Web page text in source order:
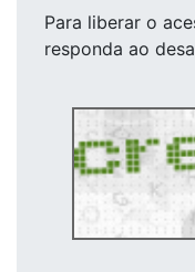
Para liberar o
responda ao